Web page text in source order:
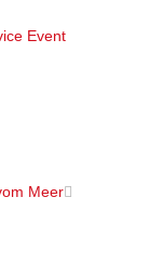
Meer